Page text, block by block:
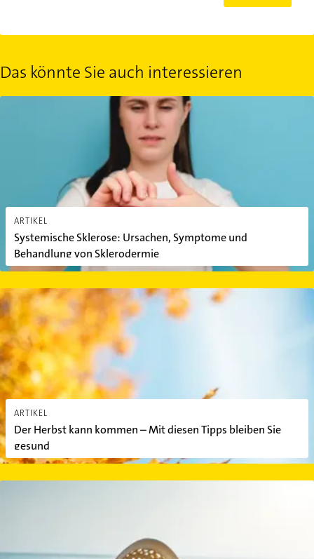
Das könnte Sie auch interessieren
ARTIKEL
Systemische Sklerose: Ursachen, Symptome und
Behandlung von Sklerodermie
Systemische Sklerose: Ursachen, Symptome und Behandlung
ARTIKEL
Der Herbst kann kommen – Mit diesen Tipps bleiben Sie
gesund
Der Herbst kann kommen – Mit diesen Tipps bleiben Sie gesund